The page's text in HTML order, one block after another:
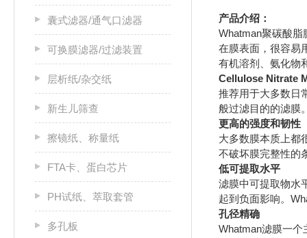
囊式滤器/通气口滤器
可换膜滤器/过滤装置
层析纸/杂交纸
新生儿筛查
擦镜纸、称量纸
FTA卡、蛋白芯片
PH试纸、萃取套管
多孔板
产品介绍：
Whatman聚碳酸脂
在膜表面，很容易
有机溶剂、氨化物
Cellulose Nitrate
推荐用于大多数日
般过滤目的的滤膜
更高的强度和韧性
大多数膜本质上都
不破坏膜完整性的
低可提取水平
滤膜中可提取物水
起到负面影响。
孔径精确
Whatman滤膜一个